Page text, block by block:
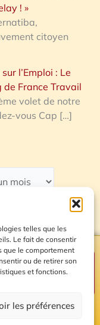
telles que les
Le fait de consentir
que le comportement
ou de retirer son
et fonctions.
les préférences
! »
citoyen
l’Emploi : Le
de France Travail
volet de notre
vous Cap […]